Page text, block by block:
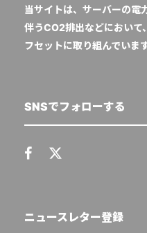
当サイトは、サーバーの電
伴うCO2排出などにおいて
フセットに取り組んでいま
SNSでフォローする
ニュースレター登録